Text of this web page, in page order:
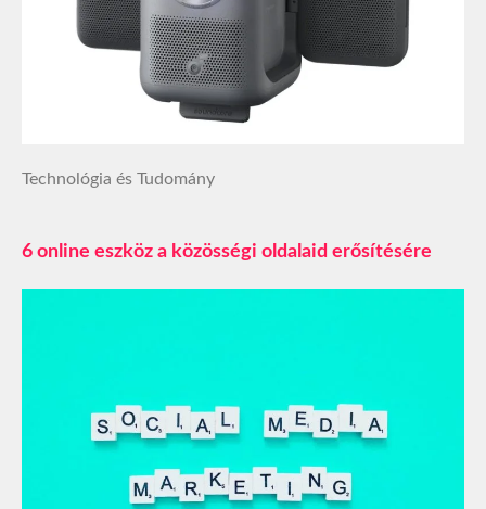
Technológia és Tudomány
6 online eszköz a közösségi oldalaid erősítésére